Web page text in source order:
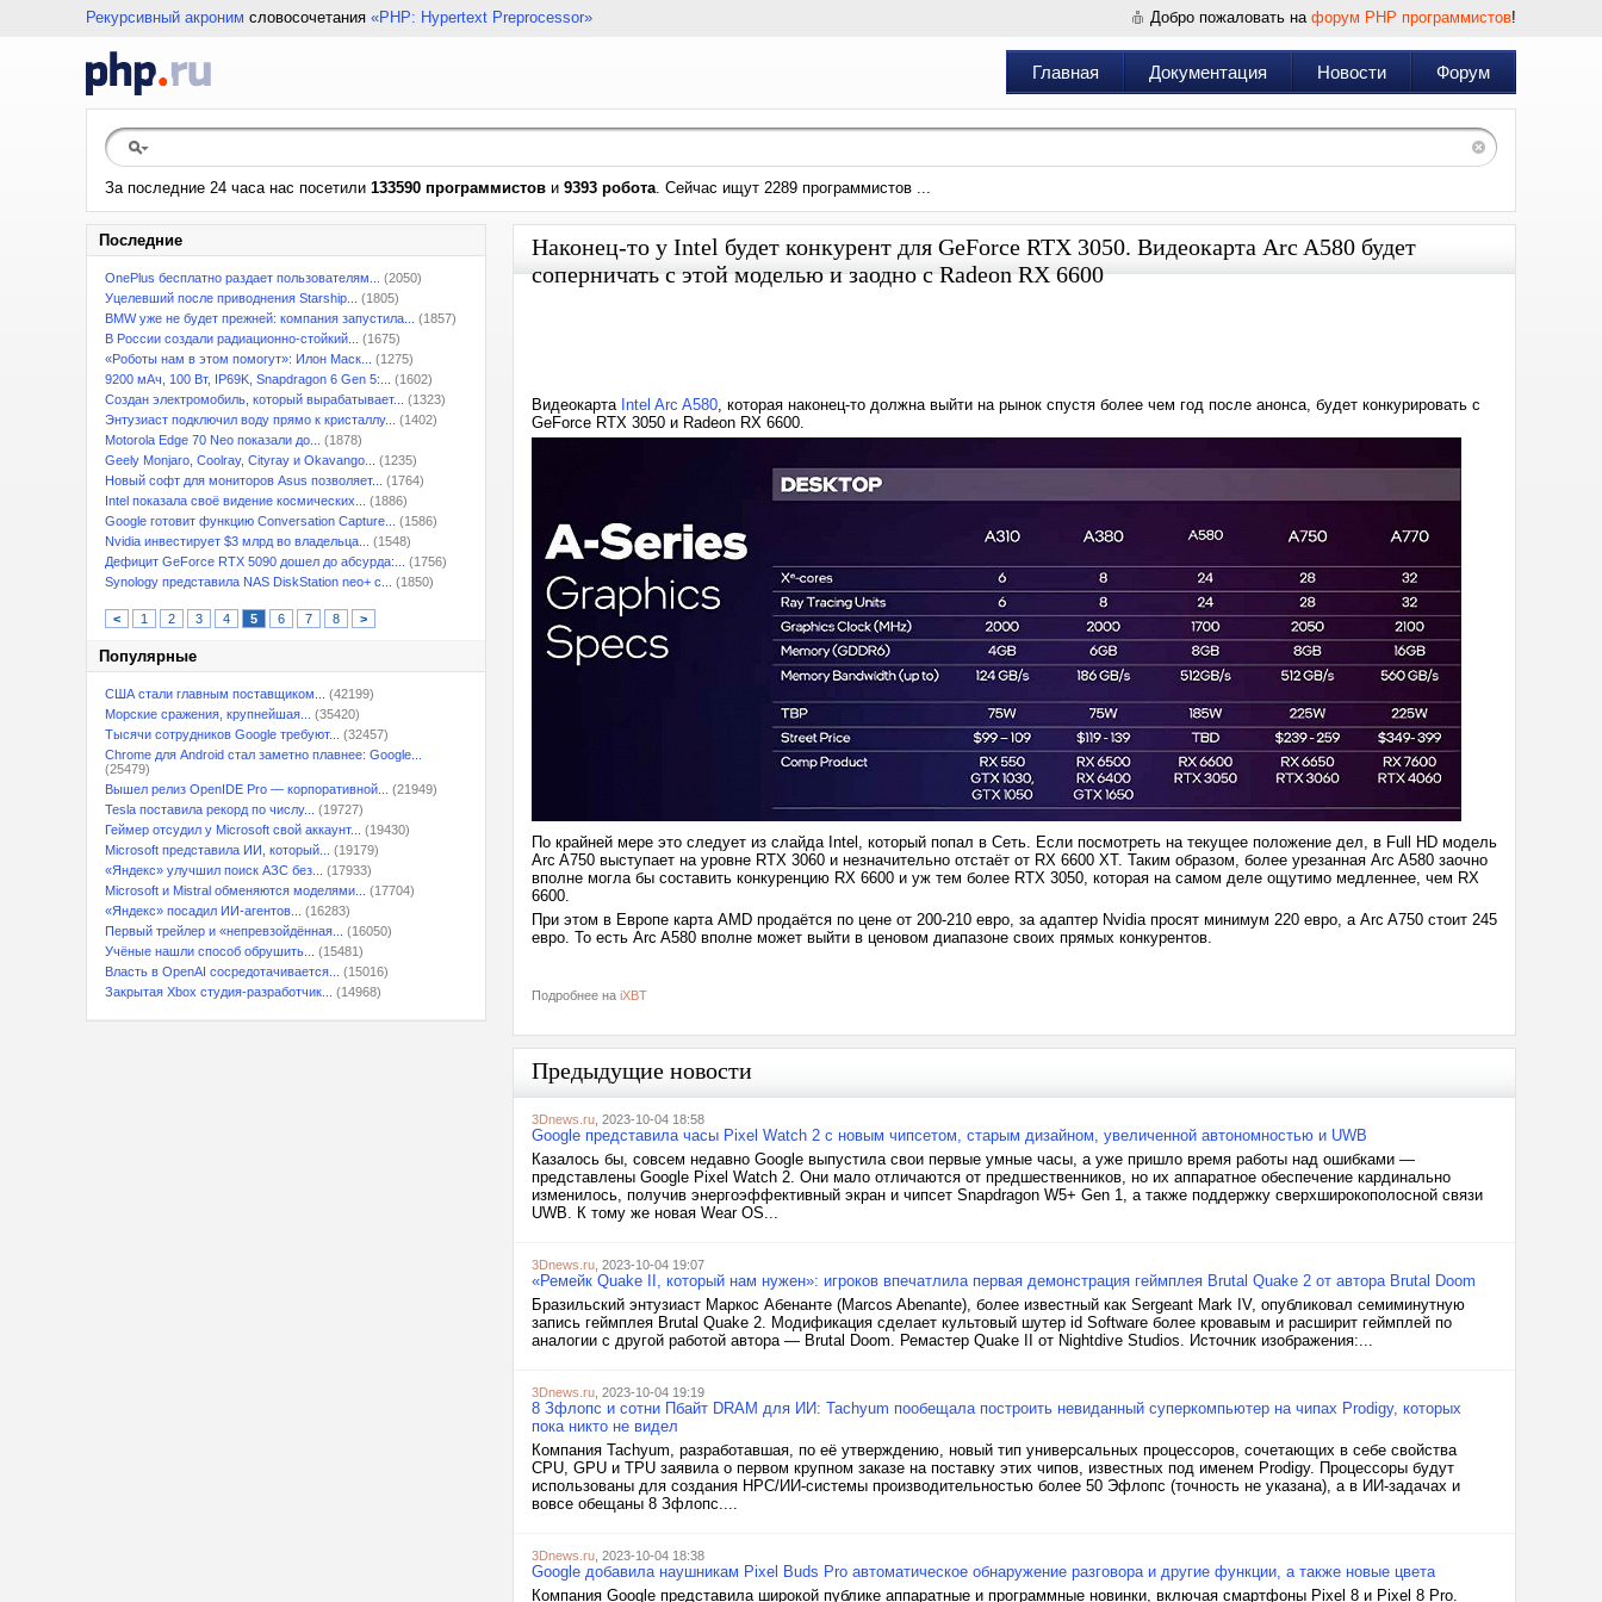
Рекурсивный акроним словосочетания «PHP: Hypertext Preprocessor» Добро пожаловать на форум PHP программистов!
Главная Документация Новости Форум
За последние 24 часа нас посетили 133590 программистов и 9393 робота. Сейчас ищут 2289 программистов ...
Последние
OnePlus бесплатно раздает пользователям...
(2050)
Уцелевший после приводнения Starship...
(1805)
BMW уже не будет прежней: компания запустила...
(1857)
В России создали радиационно-стойкий...
(1675)
«Роботы нам в этом помогут»: Илон Маск...
(1275)
9200 мАч, 100 Вт, IP69K, Snapdragon 6 Gen 5:...
(1602)
Создан электромобиль, который вырабатывает...
(1323)
Энтузиаст подключил воду прямо к кристаллу...
(1402)
Motorola Edge 70 Neo показали до...
(1878)
Geely Monjaro, Coolray, Cityray и Okavango...
(1235)
Новый софт для мониторов Asus позволяет...
(1764)
Intel показала своё видение космических...
(1886)
Google готовит функцию Conversation Capture...
(1586)
Nvidia инвестирует $3 млрд во владельца...
(1548)
Дефицит GeForce RTX 5090 дошел до абсурда:...
(1756)
Synology представила NAS DiskStation neo+ с...
(1850)
< 1 2 3 4 5 6 7 8 >
Популярные
США стали главным поставщиком...
(42199)
Морские сражения, крупнейшая...
(35420)
Тысячи сотрудников Google требуют...
(32457)
Chrome для Android стал заметно плавнее: Google...
(25479)
Вышел релиз OpenIDE Pro — корпоративной...
(21949)
Tesla поставила рекорд по числу...
(19727)
Геймер отсудил у Microsoft свой аккаунт...
(19430)
Microsoft представила ИИ, который...
(19179)
«Яндекс» улучшил поиск АЗС без...
(17933)
Microsoft и Mistral обменяются моделями...
(17704)
«Яндекс» посадил ИИ-агентов...
(16283)
Первый трейлер и «непревзойдённая...
(16050)
Учёные нашли способ обрушить...
(15481)
Власть в OpenAI сосредотачивается...
(15016)
Закрытая Xbox студия-разработчик...
(14968)
Наконец-то у Intel будет конкурент для GeForce RTX 3050. Видеокарта Arc A580 будет
соперничать с этой моделью и заодно с Radeon RX 6600
Видеокарта Intel Arc A580, которая наконец-то должна выйти на рынок спустя более чем год после анонса, будет конкурировать с
GeForce RTX 3050 и Radeon RX 6600.
По крайней мере это следует из слайда Intel, который попал в Сеть. Если посмотреть на текущее положение дел, в Full HD модель
Arc A750 выступает на уровне RTX 3060 и незначительно отстаёт от RX 6600 XT. Таким образом, более урезанная Arc A580 заочно
вполне могла бы составить конкуренцию RX 6600 и уж тем более RTX 3050, которая на самом деле ощутимо медленнее, чем RX
6600.
При этом в Европе карта AMD продаётся по цене от 200-210 евро, за адаптер Nvidia просят минимум 220 евро, а Arc A750 стоит 245
евро. То есть Arc A580 вполне может выйти в ценовом диапазоне своих прямых конкурентов.
Подробнее на iXBT
Предыдущие новости
3Dnews.ru , 2023-10-04 18:58
Google представила часы Pixel Watch 2 с новым чипсетом, старым дизайном, увеличенной автономностью и UWB
Казалось бы, совсем недавно Google выпустила свои первые умные часы, а уже пришло время работы над ошибками —
представлены Google Pixel Watch 2. Они мало отличаются от предшественников, но их аппаратное обеспечение кардинально
изменилось, получив энергоэффективный экран и чипсет Snapdragon W5+ Gen 1, а также поддержку сверхширокополосной связи
UWB. К тому же новая Wear OS...
3Dnews.ru , 2023-10-04 19:07
«Ремейк Quake II, который нам нужен»: игроков впечатлила первая демонстрация геймплея Brutal Quake 2 от автора Brutal Doom
Бразильский энтузиаст Маркос Абенанте (Marcos Abenante), более известный как Sergeant Mark IV, опубликовал семиминутную
запись геймплея Brutal Quake 2. Модификация сделает культовый шутер id Software более кровавым и расширит геймплей по
аналогии с другой работой автора — Brutal Doom. Ремастер Quake II от Nightdive Studios. Источник изображения:...
3Dnews.ru , 2023-10-04 19:19
8 Зфлопс и сотни Пбайт DRAM для ИИ: Tachyum пообещала построить невиданный суперкомпьютер на чипах Prodigy, которых
пока никто не видел
Компания Tachyum, разработавшая, по её утверждению, новый тип универсальных процессоров, сочетающих в себе свойства
CPU, GPU и TPU заявила о первом крупном заказе на поставку этих чипов, известных под именем Prodigy. Процессоры будут
использованы для создания HPC/ИИ-системы производительностью более 50 Эфлопс (точность не указана), а в ИИ-задачах и
вовсе обещаны 8 Зфлопс....
3Dnews.ru , 2023-10-04 18:38
Google добавила наушникам Pixel Buds Pro автоматическое обнаружение разговора и другие функции, а также новые цвета
Компания Google представила широкой публике аппаратные и программные новинки, включая смартфоны Pixel 8 и Pixel 8 Pro.